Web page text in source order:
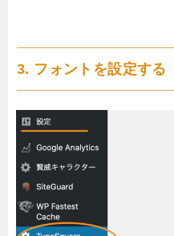
3. フォントを設定する